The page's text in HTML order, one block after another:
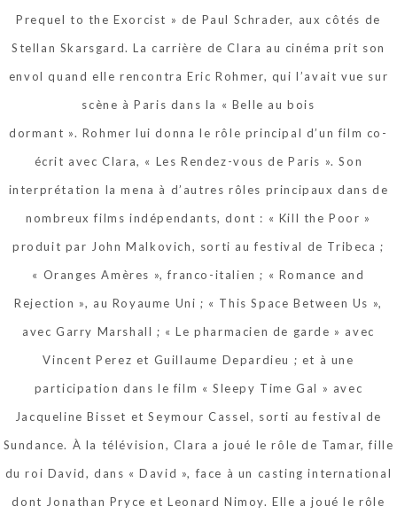
Prequel to the Exorcist » de Paul Schrader, aux côtés de
Stellan Skarsgard. La carrière de Clara au cinéma prit son
envol quand elle rencontra Eric Rohmer, qui l’avait vue sur
scène à Paris dans la « Belle au bois
dormant ». Rohmer lui donna le rôle principal d’un film co-
écrit avec Clara, « Les Rendez-vous de Paris ». Son
interprétation la mena à d’autres rôles principaux dans de
nombreux films indépendants, dont : « Kill the Poor »
produit par John Malkovich, sorti au festival de Tribeca ;
« Oranges Amères », franco-italien ; « Romance and
Rejection », au Royaume Uni ; « This Space Between Us »,
avec Garry Marshall ; « Le pharmacien de garde » avec
Vincent Perez et Guillaume Depardieu ; et à une
participation dans le film « Sleepy Time Gal » avec
Jacqueline Bisset et Seymour Cassel, sorti au festival de
Sundance. À la télévision, Clara a joué le rôle de Tamar, fille
du roi David, dans « David », face à un casting international
dont Jonathan Pryce et Leonard Nimoy. Elle a joué le rôle